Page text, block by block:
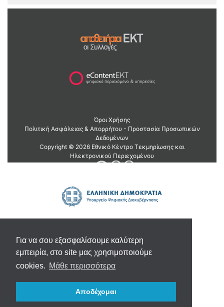
Για να σου εξασφαλίσουμε καλύτερη
εμπειρία, στο site μας χρησιμοποιούμε
cookies. Μάθε περισσότερα
Αποδέχομαι